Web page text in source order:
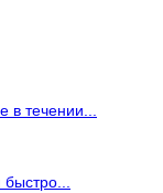
в течении...